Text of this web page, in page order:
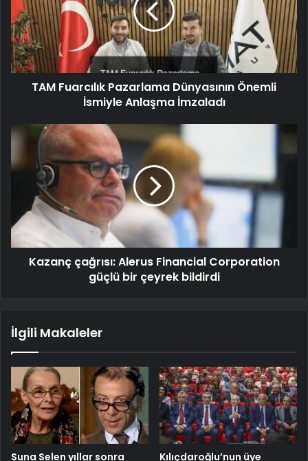
TAM Fuarcılık Pazarlama Dünyasının Önemli
İsmiyle Anlaşma İmzaladı
Kazanç çağrısı: Alerus Financial Corporation
güçlü bir çeyrek bildirdi
İlgili Makaleler
Suna Selen yıllar sonra
Kılıçdaroğlu’nun üye